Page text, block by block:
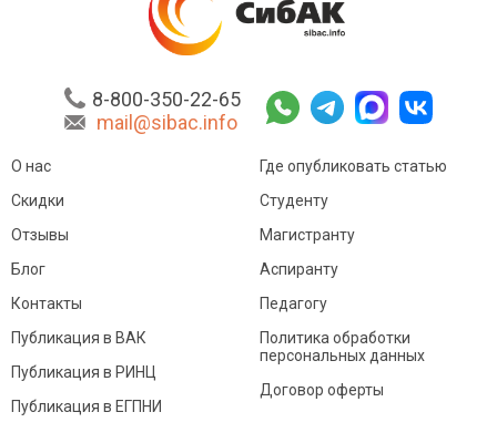
8-800-350-22-65
mail@sibac.info
О нас
Скидки
Отзывы
Блог
Контакты
Где опубликовать статью
Студенту
Магистранту
Аспиранту
Педагогу
Публикация в ВАК
Публикация в РИНЦ
Публикация в ЕГПНИ
Политика обработки
персональных данных
Договор оферты